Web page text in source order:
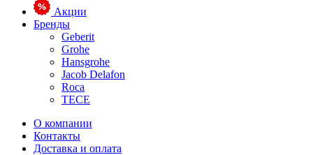
Акции
Бренды
Geberit
Grohe
Hansgrohe
Jacob Delafon
Roca
TECE
О компании
Контакты
Доставка и оплата